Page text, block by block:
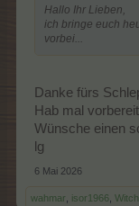
Hallo Ihr Lieben,
ich bringe euch
vorbei...
Danke fürs
Hab mal
Wünsche einen
lg
6 Mai 2026
wahmar isor1966